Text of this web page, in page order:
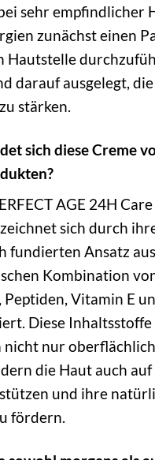
sehr empfindlicher
zunächst einen
Hautstelle
darauf ausgelegt,
stärken.
sich diese Creme
AGE 24H Care
sich durch
fundierten Ansatz
Kombination
Vitamin E
Diese
nicht nur
die Haut auch
und ihre
fördern.